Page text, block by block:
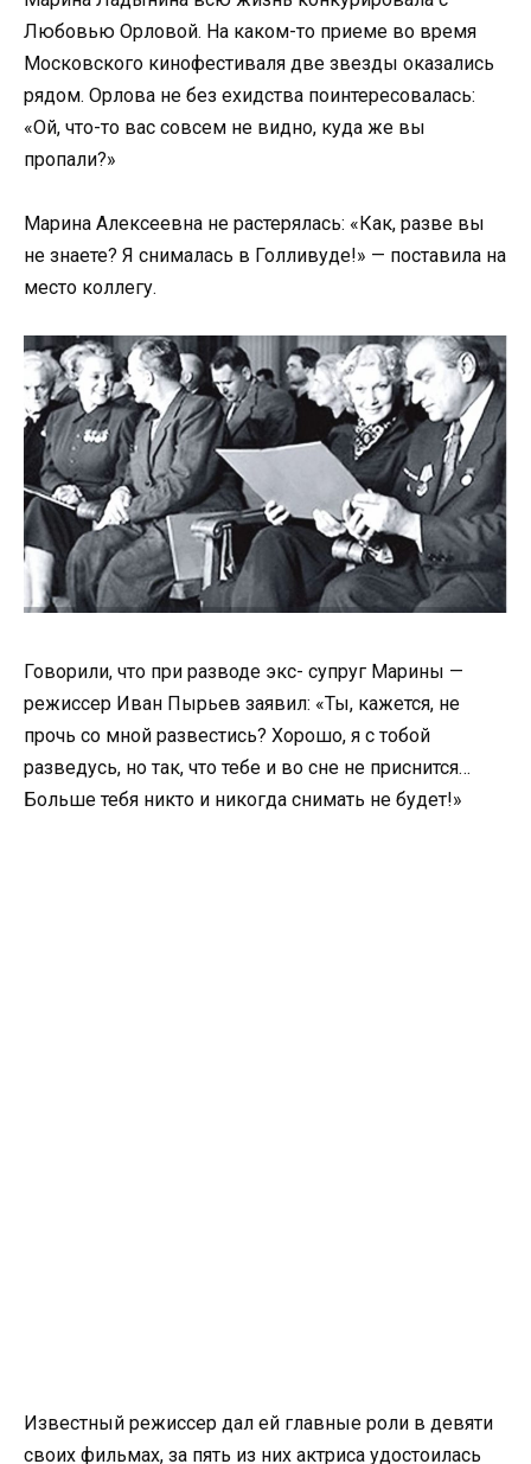
Любовью Орловой. На каком-то приеме во время
Московского кинофестиваля две звезды оказались
рядом. Орлова не без ехидства поинтересовалась:
«Ой, что-то вас совсем не видно, куда же вы
пропали?»
Марина Алексеевна не растерялась: «Как, разве вы
не знаете? Я снималась в Голливуде!» — поставила на
место коллегу.
Говорили, что при разводе экс- супруг Марины —
режиссер Иван Пырьев заявил: «Ты, кажется, не
прочь со мной развестись? Хорошо, я с тобой
разведусь, но так, что тебе и во сне не приснится…
Больше тебя никто и никогда снимать не будет!»
Известный режиссер дал ей главные роли в девяти
своих фильмах, за пять из них актриса удостоилась